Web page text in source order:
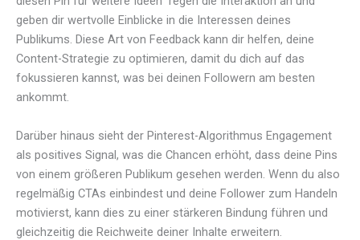
geben dir wertvolle Einblicke in die Interessen deines
Publikums. Diese Art von Feedback kann dir helfen, deine
Content-Strategie zu optimieren, damit du dich auf das
fokussieren kannst, was bei deinen Followern am besten
ankommt.
Darüber hinaus sieht der Pinterest-Algorithmus Engagement
als positives Signal, was die Chancen erhöht, dass deine Pins
von einem größeren Publikum gesehen werden. Wenn du also
regelmäßig CTAs einbindest und deine Follower zum Handeln
motivierst, kann dies zu einer stärkeren Bindung führen und
gleichzeitig die Reichweite deiner Inhalte erweitern.